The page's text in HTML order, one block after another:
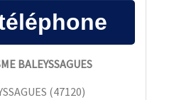
BALEYSSAGUES
(47120)